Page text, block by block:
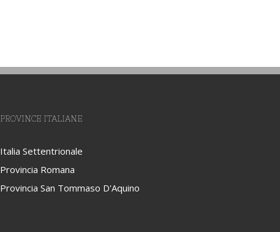
PROVINCE ITALIANE
Italia Settentrionale
Provincia Romana
Provincia San Tommaso D'Aquino